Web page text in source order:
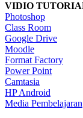
VIDIO
Photoshop
Class Room
Google Drive
Moodle
Format Factory
Power Point
Camtasia
HP Android
Media Pembelajaran